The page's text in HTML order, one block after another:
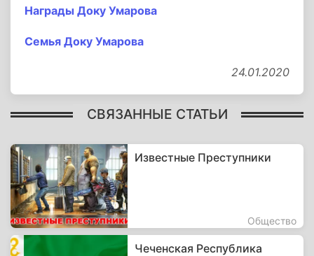
Награды Доку Умарова
Семья Доку Умарова
24.01.2020
СВЯЗАННЫЕ СТАТЬИ
Известные Преступники
Общество
Чеченская Республика